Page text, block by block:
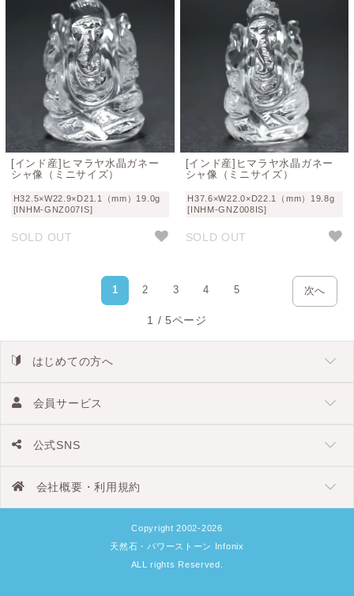
[インド産]ヒマラヤ水晶ガネー
シャ像（ミニサイズ）
H32.5×W22.9×D21.1（mm）19.0g
[INHM-GNZ007IS]
SOLD OUT
[インド産]ヒマラヤ水晶ガネー
シャ像（ミニサイズ）
H37.6×W22.0×D22.1（mm）19.8g
[INHM-GNZ008IS]
SOLD OUT
1 2 3 4 5 次へ
1 / 5ページ
はじめての方へ
会員サービス
公式SNS
会社概要・利用規約
Copyright 2002-2026
天然石・パワーストーン Infonix
ALL rights Reserved.